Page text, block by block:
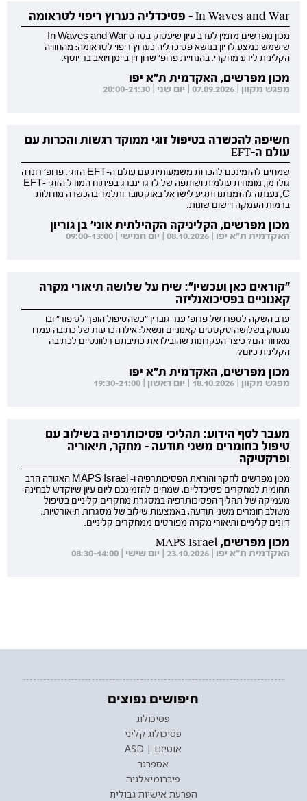
In Waves and War - פסיכדליה כערוץ ריפוי לטראומה
מכון מפרשים מזמין לערב עיון שיעסוק בסרט In Waves and War
שישמש כמצע לדיון בנושא פסיכדליה כערוץ ריפוי לטראומה: מהחוויה
הקלינית לידע מחקרי. בהנחיית פרופ' שרון זין ביימן ויואב בר יוסף.
מכון מפרשים, האקדמית ת"א יפו
מפגש מקוון | 07.09.2026 | יום שני | 20:00-21:30
חשיפה להכשרה בטיפול זוגי ממוקד רגשות והכרות עם
עולם ה-EFT
שמחים להזמינכם להכרות משמעותית עם עולם ה-EFT הזוגי. פרופ' רונדה
גולדמן, מומחית עולמית ושותפה של לז גרינברג בפיתוח המודל הזוגי EFT-
C, נענתה להזמנתנו ותגיע לישראל באוקטובר ותלמד בהכשרה מודולות
ברמות העמקה ויישום שונות.
מכון מפרשים, הקליניקה הקהילתית אוני' בן גוריון
האקדמית ת"א יפו | 08.10.2026 | יום חמישי | 09:00-13:00
"קוראים כאן ועכשיו": שיח על שלושה תיאורי מקרה
קאנוניים בפסיכואנליזה
ערב השקה לספרו של פרופ' ענר גוברין "כשהטיפול הופך לסיפור" ובו
נעסוק בשלושה טקסטים קאנוניים ונשאל: אילו הכרעות של כתיבה עמדו
מאחוריהם? כיצד העקרונות שהובילו את כתיבתם רלוונטיים לכתיבה
הקלינית כיום?
מכון מפרשים, האקדמית ת"א יפו
מפגש מקוון | 18.10.2026 | יום ראשון | 19:30-21:00
מעבר לסף הידוע: תהליכי פסיכותרפיה בשילוב עם
טיפול בחומרים משני תודעה - מחקר, תיאוריה
ופרקטיקה
מכון מפרשים לחקר והוראת הפסיכותרפיה ו- MAPS Israel האגודה הרב
תחומית למחקרים פסיכדליים, שמחים להזמינכם ליום עיון שיוקדש לבחינה
מעמיקה של תהליך הפסיכותרפיה במסגרת מחקרים קליניים בטיפול
משולב חומרים משני תודעה, באמצעות שילוב של מסגרות תיאורטיות,
דיונים קליניים ותיאורי מקרה מפורטים ממחקרים קליניים.
מכון מפרשים, MAPS Israel
האקדמית ת"א יפו | 23.10.2026 | יום שישי | 08:30-14:00
חיפושים נפוצים
פסיכולוג
פסיכולוג קליני
אוטיזם | ASD
אספרגר
פיברומיאלגיה
הפרעת אישיות גבולית